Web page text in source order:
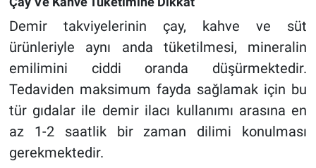
Demir takviyelerinin çay, kahve ve süt
ürünleriyle aynı anda tüketilmesi, mineralin
emilimini ciddi oranda düşürmektedir.
Tedaviden maksimum fayda sağlamak için bu
tür gıdalar ile demir ilacı kullanımı arasına en
az 1-2 saatlik bir zaman dilimi konulması
gerekmektedir.